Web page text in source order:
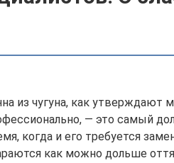
из чугуна, как
— это самый
когда и его требуется
как можно дольше